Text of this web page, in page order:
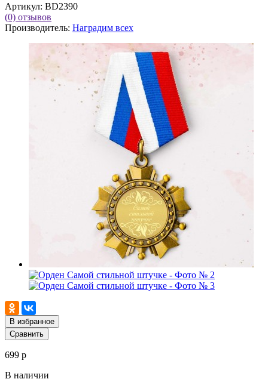
Артикул: BD2390
(0) отзывов
Производитель: Наградим всех
В избранное
Сравнить
699 р
В наличии